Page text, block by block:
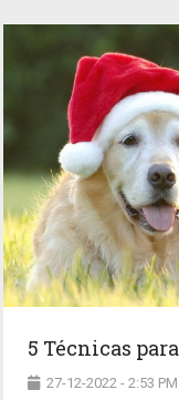
5 Técnicas
27-12-2022 - 2:53 PM